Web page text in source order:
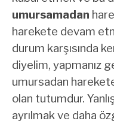
umursamadan
harekete devam
durum karşısında
diyelim, yapmanız
umursadan
olan tutumdur.
ayrılmak ve daha